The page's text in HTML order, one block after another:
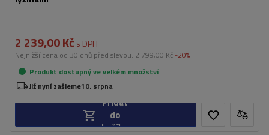
2 239,00 Kč s DPH
Nejnižší cena od 30 dnů před slevou: 2 799,00 Kč -20%
Produkt dostupný ve velkém množství
Již nyní zašleme10. srpna
Přidat
do
košíku